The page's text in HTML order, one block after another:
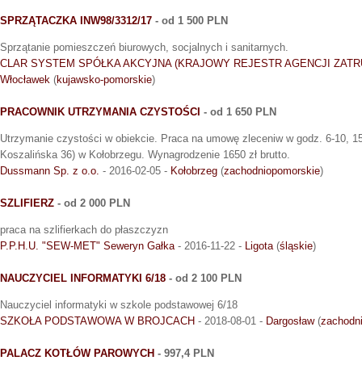
SPRZĄTACZKA INW98/3312/17 - od 1 500 PLN
Sprzątanie pomieszczeń biurowych, socjalnych i sanitarnych.
CLAR SYSTEM SPÓŁKA AKCYJNA (KRAJOWY REJESTR AGENCJI
Włocławek (kujawsko-pomorskie)
PRACOWNIK UTRZYMANIA CZYSTOŚCI - od 1 650 PLN
Utrzymanie czystości w obiekcie. Praca na umowę zleceniw w godz. 6-10,
Koszalińska 36) w Kołobrzegu. Wynagrodzenie 1650 zł brutto.
Dussmann Sp. z o.o. - 2016-02-05 - Kołobrzeg (zachodniopomorskie)
SZLIFIERZ - od 2 000 PLN
praca na szlifierkach do płaszczyzn
P.P.H.U. "SEW-MET" Seweryn Gałka- 2016-11-22 - Ligota(śląskie)
NAUCZYCIEL INFORMATYKI 6/18 - od 2 100 PLN
Nauczyciel informatyki w szkole podstawowej 6/18
SZKOŁA PODSTAWOWA W BROJCACH - 2018-08-01 - Dargosław(
PALACZ KOTŁÓW PAROWYCH - 997,4 PLN